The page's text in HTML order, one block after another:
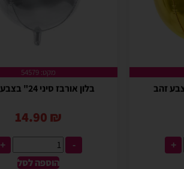
+
מקט: 54579
בלון אורבז סיני 24" בצבע כסף
14.90 ₪
-
+
הוספה לסל